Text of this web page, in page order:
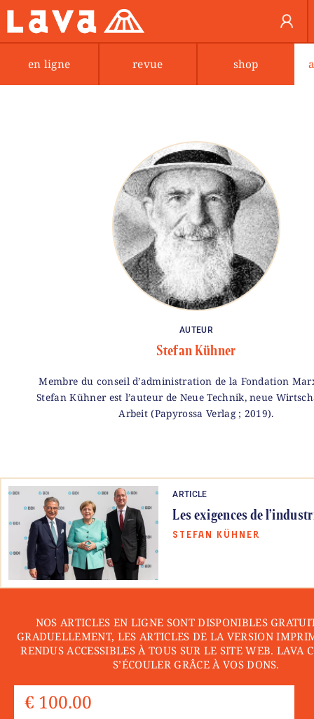
en ligne revue shop
AUTEUR
Stefan Kühner
Membre du conseil d’administration de la Fondation
Stefan Kühner est l’auteur de Neue Technik, neue
Arbeit (Papyrossa Verlag ; 2019).
ARTICLE
Les exigences de
STEFAN KÜHNER
NOS ARTICLES EN LIGNE SONT DISPONIBLES
GRADUELLEMENT, LES ARTICLES DE LA VERSION
RENDUS ACCESSIBLES À TOUS SUR LE SITE WEB. LAVA
S’ÉCOULER GRÂCE À VOS DONS.